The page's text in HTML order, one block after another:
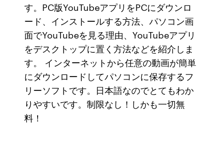
す。PC版YouTubeアプリをPCにダウンロ
ード、インストールする方法、パソコン画
面でYouTubeを見る理由、YouTubeアプリ
をデスクトップに置く方法などを紹介しま
す。 インターネットから任意の動画が簡単
にダウンロードしてパソコンに保存するフ
リーソフトです。日本語なのでとてもわか
りやすいです。制限なし！しかも一切無
料！